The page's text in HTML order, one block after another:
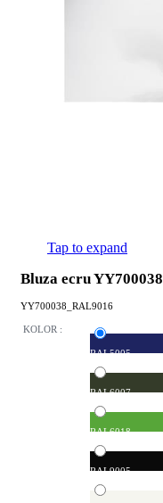
Tap to expand
Bluza ecru YY700038
YY700038_RAL9016
KOLOR :
RAL5005
RAL6007
RAL6018
RAL9005